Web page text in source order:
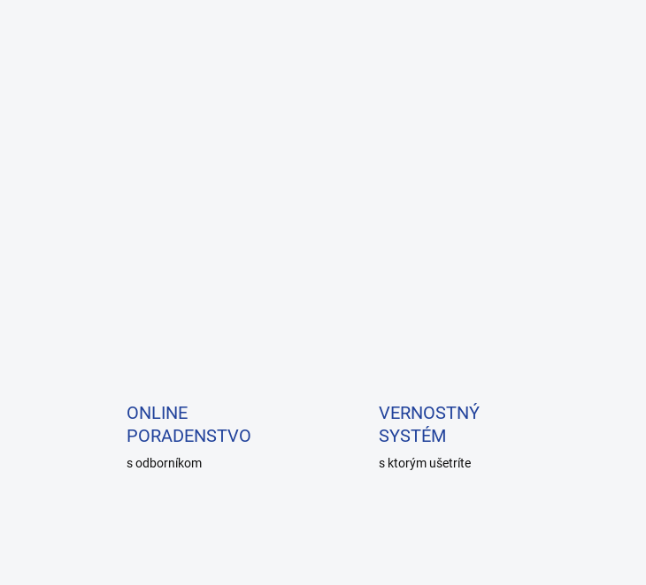
ONLINE
PORADENSTVO
s odborníkom
VERNOSTNÝ
SYSTÉM
s ktorým ušetríte